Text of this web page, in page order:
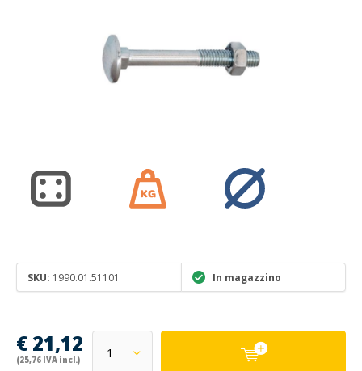
SKU: 1990.01.51101 In magazzino
€ 21,12
(25,76 IVA incl.)